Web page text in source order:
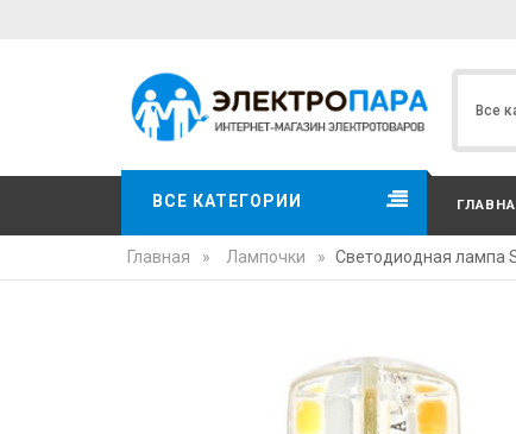
ВСЕ КАТЕГОРИИ
Главная » Лампочки » Светодиодная лампа